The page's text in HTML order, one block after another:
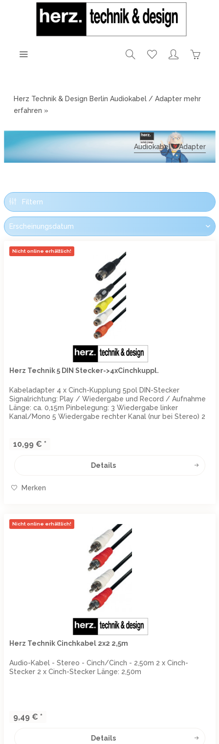
Herz Technik & Design Berlin Audiokabel / Adapter mehr
erfahren »
Audiokabel / Adapter
Filtern
Nicht online erhältlich!
Herz Technik 5 DIN Stecker->4xCinchkuppl.
Kabeladapter 4 x Cinch-Kupplung 5pol DIN-Stecker
Signalrichtung: Play / Wiedergabe und Record / Aufnahme
Länge: ca. 0,15m Pinbelegung: 3 Wiedergabe linker
Kanal/Mono 5 Wiedergabe rechter Kanal (nur bei Stereo) 2
10,99 € *
Details
Merken
Nicht online erhältlich!
Herz Technik Cinchkabel 2x2 2,5m
Audio-Kabel - Stereo - Cinch/Cinch - 2,50m 2 x Cinch-
Stecker 2 x Cinch-Stecker Länge: 2,50m
9,49 € *
Details